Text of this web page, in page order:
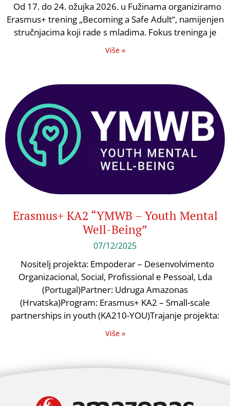
Od 17. do 24. ožujka 2026. u Fužinama organiziramo
Erasmus+ trening „Becoming a Safe Adult“, namijenjen
stručnjacima koji rade s mladima. Fokus treninga je
Više »
Erasmus+ KA2 “YMWB – Youth Mental
Well-Being”
07/12/2025
Nositelj projekta: Empoderar – Desenvolvimento
Organizacional, Social, Profissional e Pessoal, Lda
(Portugal)Partner: Udruga Amazonas
(Hrvatska)Program: Erasmus+ KA2 – Small-scale
partnerships in youth (KA210-YOU)Trajanje projekta:
Više »